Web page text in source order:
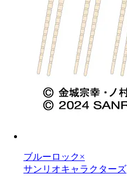
ブルーロック×
サンリオキャラクターズ